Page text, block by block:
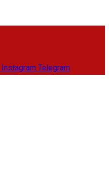
Instagram Telegram